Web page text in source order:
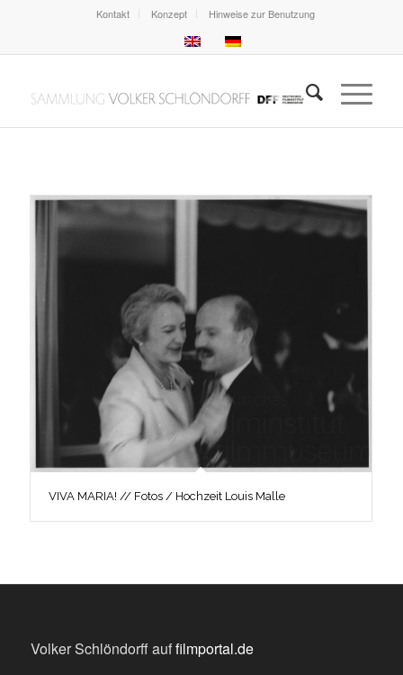
Kontakt Konzept Hinweise zur Benutzung
VIVA MARIA! // Fotos / Hochzeit Louis Malle
Volker Schlöndorff auffilmportal.de